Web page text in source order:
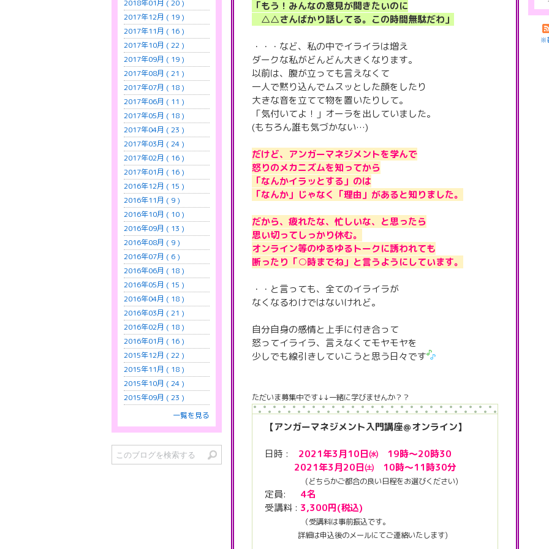
「もう！みんなの意見が聞きたいのに
△△さんばかり話してる。この時間無駄だわ」
・・・など、私の中でイライラは増え
ダークな私がどんどん大きくなります。
以前は、腹が立っても言えなくて
一人で黙り込んでムスッとした顔をしたり
大きな音を立てて物を置いたりして。
「気付いてよ！」オーラを出していました。
(もちろん誰も気づかない…)
だけど、アンガーマネジメントを学んで
怒りのメカニズムを知ってから
「なんかイラッとする」のは
「なんか」じゃなく「理由」があると知りました。
だから、疲れたな、忙しいな、と思ったら
思い切ってしっかり休む。
オンライン等のゆるゆるトークに誘われても
断ったり「○時までね」と言うようにしています。
・・と言っても、全てのイライラが
なくなるわけではないけれど。
自分自身の感情と上手に付き合って
怒ってイライラ、言えなくてモヤモヤを
少しでも線引きしていこうと思う日々です
ただいま募集中です↓↓一緒に学びませんか？？
【アンガーマネジメント入門講座＠オンライン】
日時 : 2021年3月10日㈬ 19時～20時30
2021年3月20日㈯ 10時〜11時30分
(どちらかご都合の良い日程をお選びください)
定員:
4名
受講料 : 3,300円(税込)
（受講料は事前振込です。
詳細は申込後のメールにてご連絡いたします)
※
2018年01月 ( 20 )
2017年12月 ( 19 )
2017年11月 ( 16 )
2017年10月 ( 22 )
2017年09月 ( 19 )
2017年08月 ( 21 )
2017年07月 ( 18 )
2017年06月 ( 11 )
2017年05月 ( 18 )
2017年04月 ( 23 )
2017年03月 ( 24 )
2017年02月 ( 16 )
2017年01月 ( 16 )
2016年12月 ( 15 )
2016年11月 ( 9 )
2016年10月 ( 10 )
2016年09月 ( 13 )
2016年08月 ( 9 )
2016年07月 ( 6 )
2016年06月 ( 18 )
2016年05月 ( 15 )
2016年04月 ( 18 )
2016年03月 ( 21 )
2016年02月 ( 18 )
2016年01月 ( 16 )
2015年12月 ( 22 )
2015年11月 ( 18 )
2015年10月 ( 24 )
2015年09月 ( 23 )
一覧を見る